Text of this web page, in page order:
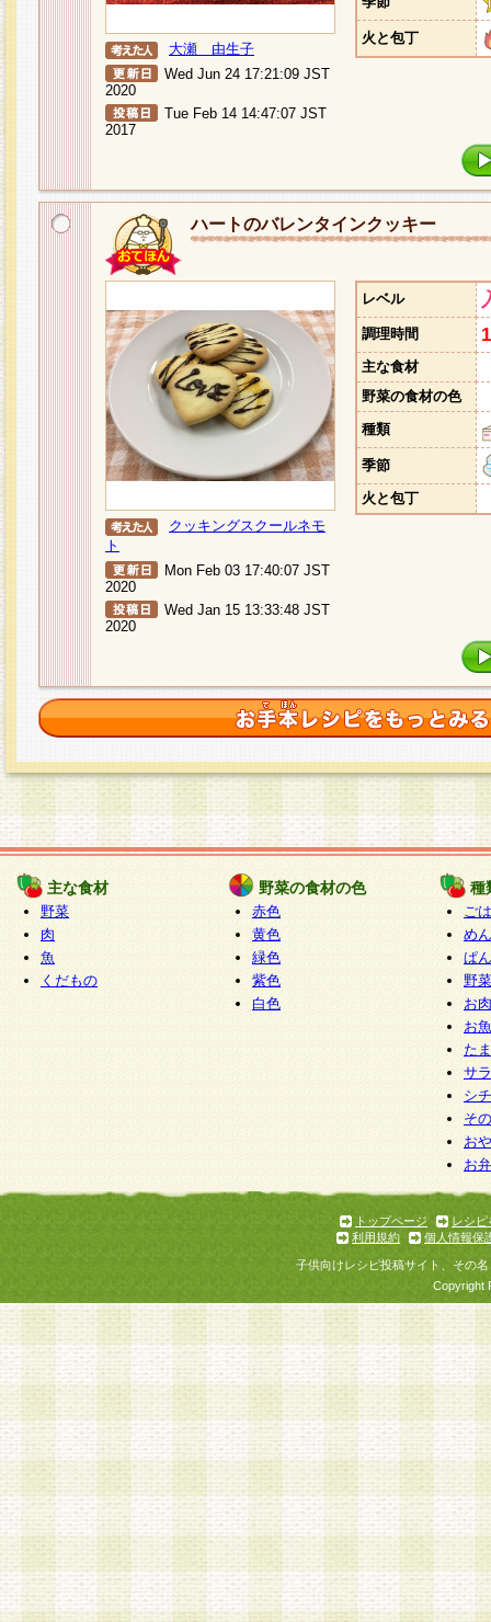
大瀬 由生子
Wed Jun 24 17:21:09 JST
2020
Tue Feb 14 14:47:07 JST
2017
火と包丁
ハートのバレンタインクッキー
クッキングスクールネモ
ト
Mon Feb 03 17:40:07 JST
2020
Wed Jan 15 13:33:48 JST
2020
レベル
調理時間
主な食材
野菜の食材の色
種類
季節
火と包丁
主な食材
野菜
肉
魚
くだもの
野菜の食材の色
赤色
黄色
緑色
紫色
白色
種
ご
めん
ぱん
野
お
お
た
サ
シ
そ
お
お
トップページ
レシピ
利用規約
個人情報保
子供向けレシピ投稿サイト、その
Copyright